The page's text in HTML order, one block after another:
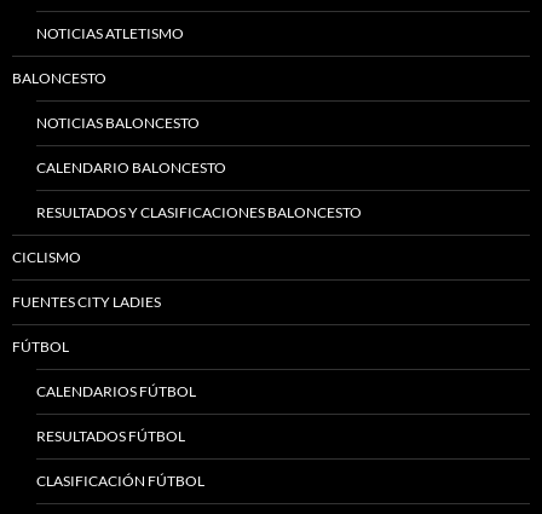
NOTICIAS ATLETISMO
BALONCESTO
NOTICIAS BALONCESTO
CALENDARIO BALONCESTO
RESULTADOS Y CLASIFICACIONES BALONCESTO
CICLISMO
FUENTES CITY LADIES
FÚTBOL
CALENDARIOS FÚTBOL
RESULTADOS FÚTBOL
CLASIFICACIÓN FÚTBOL